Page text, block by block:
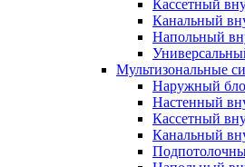
Кассетный
Канальный
Напольный
Мультизональные
Наружный
Настенный
Кассетный
Канальный